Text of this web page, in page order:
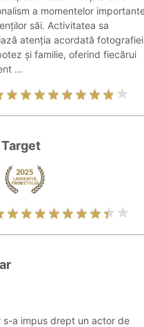
a momentelor
săi. Activitatea sa
atenția acordată
și familie, oferind fiecărui
...
s-a impus drept un actor de